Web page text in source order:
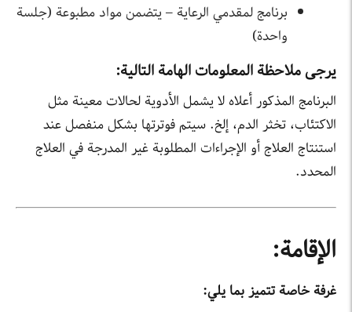
برنامج لمقدمي الرعاية – يتضمن مواد مطبوعة (جلسة
واحدة)
يرجى ملاحظة المعلومات الهامة التالية:
البرنامج المذكور أعلاه لا يشمل الأدوية لحالات معينة مثل
الاكتئاب، تخثر الدم، إلخ. سيتم فوترتها بشكل منفصل عند
استنتاج العلاج أو الإجراءات المطلوبة غير المدرجة في العلاج
المحدد.
الإقامة:
غرفة خاصة تتميز بما يلي: